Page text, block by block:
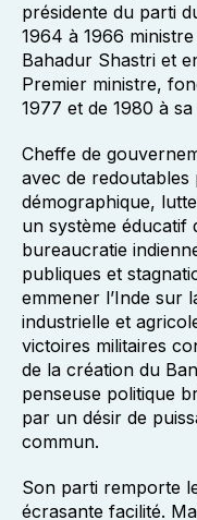
présidente du parti
1964 à 1966
Bahadur Shastri et
Premier ministre,
1977 et de 1980 à
Cheffe de
avec de
démographique,
un système éducatif
bureaucratie
publiques et
emmener l’Inde sur
industrielle et
victoires militaires
de la création du
penseuse politique
par un désir de
commun.
Son parti remporte
écrasante facilité.